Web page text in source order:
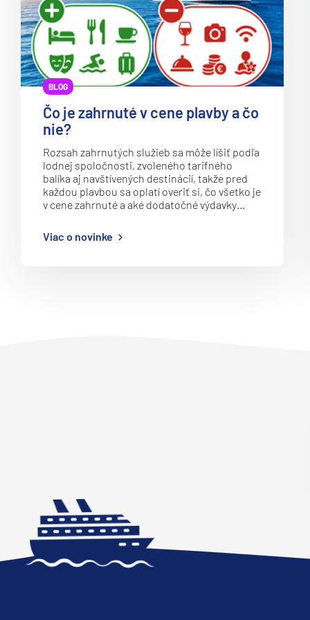
Kanárske ostrovy a
Karibik a Stredná
Bahamy
Bermudy
Južný Karibik
Karibik a Stredná
Východný Karibik
Západný Karibik
Austrália a Nový Zéland
Regent Seven Seas
Ritz-Carlton
Royal Caribbean Cruises
Seabourn
TUI Cruises
Variety Cruises
Virgin Voyages
Windstar Cruises
BLOG
Čo je zahrnuté v cene plavby a čo
nie?
Rozsah zahrnutých služieb sa môže líšiť podľa
lodnej spoločnosti, zvoleného tarifného
balíka aj navštívených destinácií, takže pred
každou plavbou sa oplatí overiť si, čo všetko je
v cene zahrnuté a aké dodatočné výdavky…
Viac o novinke